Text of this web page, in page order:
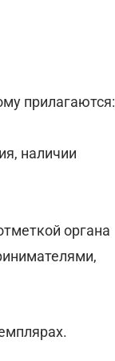
прилагаются:
наличии
органа